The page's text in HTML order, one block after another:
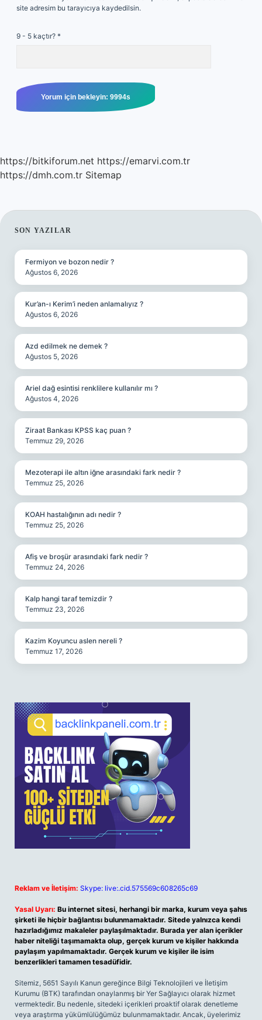
site adresim bu tarayıcıya kaydedilsin.
9 - 5 kaçtır? *
https://bitkiforum.net https://emarvi.com.tr
https://dmh.com.tr Sitemap
SIDEBAR
SON YAZILAR
Fermiyon ve bozon nedir ?
Ağustos 6, 2026
Kur’an-ı Kerim’i neden anlamalıyız ?
Ağustos 6, 2026
Azd edilmek ne demek ?
Ağustos 5, 2026
Ariel dağ esintisi renklilere kullanılır mı ?
Ağustos 4, 2026
Ziraat Bankası KPSS kaç puan ?
Temmuz 29, 2026
Mezoterapi ile altın iğne arasındaki fark nedir ?
Temmuz 25, 2026
KOAH hastalığının adı nedir ?
Temmuz 25, 2026
Afiş ve broşür arasındaki fark nedir ?
Temmuz 24, 2026
Kalp hangi taraf temizdir ?
Temmuz 23, 2026
Kazim Koyuncu aslen nereli ?
Temmuz 17, 2026
Reklam ve İletişim: Skype: live:.cid.575569c608265c69
Yasal Uyarı: Bu internet sitesi, herhangi bir marka, kurum veya şahıs
şirketi ile hiçbir bağlantısı bulunmamaktadır. Sitede yalnızca kendi
hazırladığımız makaleler paylaşılmaktadır. Burada yer alan içerikler
haber niteliği taşımamakta olup, gerçek kurum ve kişiler hakkında
paylaşım yapılmamaktadır. Gerçek kurum ve kişiler ile isim
benzerlikleri tamamen tesadüfidir.
Sitemiz, 5651 Sayılı Kanun gereğince Bilgi Teknolojileri ve İletişim
Kurumu (BTK) tarafından onaylanmış bir Yer Sağlayıcı olarak hizmet
vermektedir. Bu nedenle, sitedeki içerikleri proaktif olarak denetleme
veya araştırma yükümlülüğümüz bulunmamaktadır. Ancak, üyelerimiz